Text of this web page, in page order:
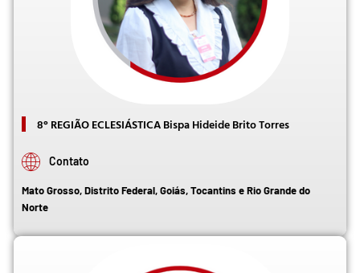
8° REGIÃO ECLESIÁSTICA Bispa Hideide Brito Torres
Contato
Mato Grosso, Distrito Federal, Goiás, Tocantins e Rio Grande do
Norte